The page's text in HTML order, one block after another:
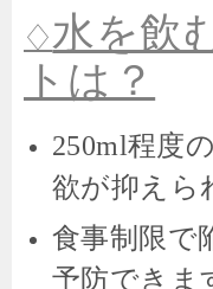
♢水を飲
トは？
250ml程度の
欲が抑えら
食事制限で
予防できま